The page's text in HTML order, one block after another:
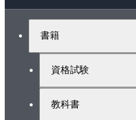
第4章 ごみはなぜ燃えるか
4.4 燃焼ガス量の計算
4.6 1次燃焼と2次燃焼
書籍
資格試験
教科書